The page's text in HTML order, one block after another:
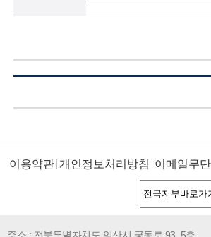
이용약관 개인정보처리방침 이메일무
주소 : 전북특별자치도 익산시 궁동로 93, 5층